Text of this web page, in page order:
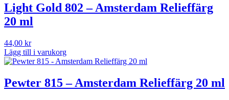
Light Gold 802 – Amsterdam Relieffärg
20 ml
44,00 kr
Lägg till i varukorg
Pewter 815 – Amsterdam Relieffärg 20 ml